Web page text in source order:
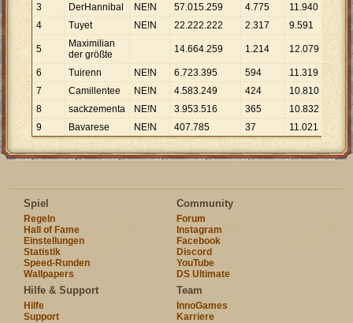
3
DerHannibal NE!N 57.015.259 4.775 11.940
4
Tuyet NE!N 22.222.222 2.317 9.591
5
Maximilian
der größte
14.664.259 1.214 12.079
6 Tuirenn NE!N 6.723.395 594 11.319
7
Camillentee NE!N 4.583.249 424 10.810
8
sackzementa NE!N 3.953.516 365 10.832
9
Bavarese NE!N 407.785 37 11.021
Spiel
Regeln
Hall of Fame
Einstellungen
Statistik
Speed-Runden
Wallpapers
Community
Forum
Instagram
Facebook
Discord
YouTube
DS Ultimate
Hilfe & Support
Hilfe
Support
Team
InnoGames
Karriere